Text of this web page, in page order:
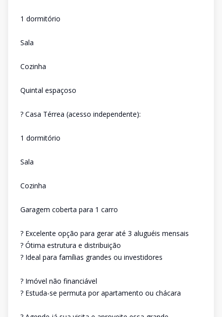
1 dormitório
Sala
Cozinha
Quintal espaçoso
? Casa Térrea (acesso independente):
1 dormitório
Sala
Cozinha
Garagem coberta para 1 carro
? Excelente opção para gerar até 3 aluguéis mensais
? Ótima estrutura e distribuição
? Ideal para famílias grandes ou investidores
? Imóvel não financiável
? Estuda-se permuta por apartamento ou chácara